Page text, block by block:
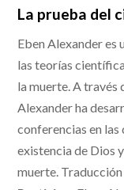
La prueba del
Eben Alexander es
las teorías
la muerte. A través
Alexander ha
conferencias en las
existencia de Dios
muerte.